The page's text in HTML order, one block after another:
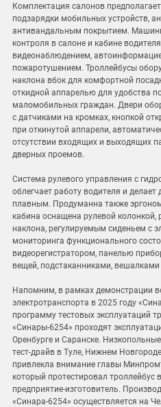
Комплектация салонов
подзарядки мобильных устройств,
антивандальным покрытием.
контроля в салоне и кабине
видеонаблюдением,
пожаротушением. Троллейбусы
наклона вбок для комфортной
откидной аппарелью для удобства
маломобильных граждан. Двери
с датчиками на кромках, кнопкой
при откинутой аппарели,
отсутствии входящих и выходящих
дверных проемов.
Система рулевого управления с
облегчает работу водителя и
плавным. Продуманна также
кабина оснащена рулевой колонкой,
наклона, регулируемым сиденьем с
мониторинга функционального
видеорегистратором, панелью
вещей, подстаканниками,
Напомним, в рамках демонстрации
электротранспорта в 2025 году
программу тестовых эксплуатаций
«Синары-6254» проходят
Оренбурге и Саранске.
тест-драйв в Туле, Нижнем
привлекла внимание главы
который протестировал троллейбус
предприятие-изготовитель.
«Синара-6254» осуществляется на